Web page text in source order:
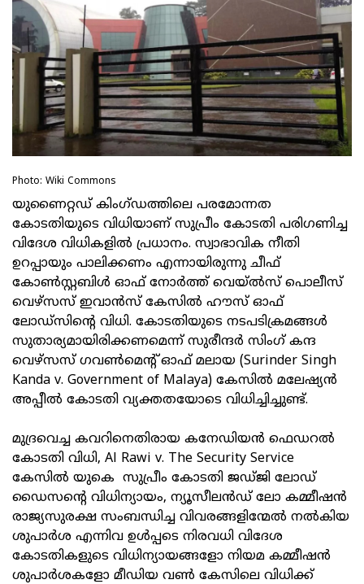
Photo: Wiki Commons
യുണൈറ്റഡ് കിംഗ്ഡത്തിലെ പരമോന്നത
കോടതിയുടെ വിധിയാണ് സുപ്രീം കോടതി പരിഗണിച്ച
വിദേശ വിധികളില്‍ പ്രധാനം. സ്വാഭാവിക നീതി
ഉറപ്പായും പാലിക്കണം എന്നായിരുന്നു ചീഫ്
കോണ്‍സ്റ്റബിള്‍ ഓഫ് നോര്‍ത്ത് വെയ്ല്‍സ് പൊലീസ്
വെഴ്‌സസ് ഇവാന്‍സ് കേസില്‍ ഹൗസ് ഓഫ്
ലോഡ്‌സിന്റെ വിധി. കോടതിയുടെ നടപടിക്രമങ്ങള്‍
സുതാര്യമായിരിക്കണമെന്ന് സുരീന്ദര്‍ സിംഗ് കന്ദ
വെഴ്‌സസ് ഗവണ്‍മെന്റ് ഓഫ് മലായ (Surinder Singh
Kanda v. Government of Malaya) കേസില്‍ മലേഷ്യന്‍
അപ്പീല്‍ കോടതി വ്യക്തതയോടെ വിധിച്ചിച്ചുണ്ട്.
മുദ്രവെച്ച കവറിനെതിരായ കനേഡിയന്‍ ഫെഡറല്‍
കോടതി വിധി, Al Rawi v. The Security Service
കേസില്‍ യുകെ സുപ്രീം കോടതി ജഡ്ജി ലോഡ്
ഡൈസന്റെ വിധിന്യായം, ന്യൂസീലന്‍ഡ് ലോ കമ്മീഷന്‍
രാജ്യസുരക്ഷ സംബന്ധിച്ച വിവരങ്ങളിന്മേല്‍ നല്‍കിയ
ശുപാര്‍ശ എന്നിവ ഉള്‍പ്പടെ നിരവധി വിദേശ
കോടതികളുടെ വിധിന്യായങ്ങളോ നിയമ കമ്മീഷന്‍
ശുപാര്‍ശകളോ മീഡിയ വണ്‍ കേസിലെ വിധിക്ക്